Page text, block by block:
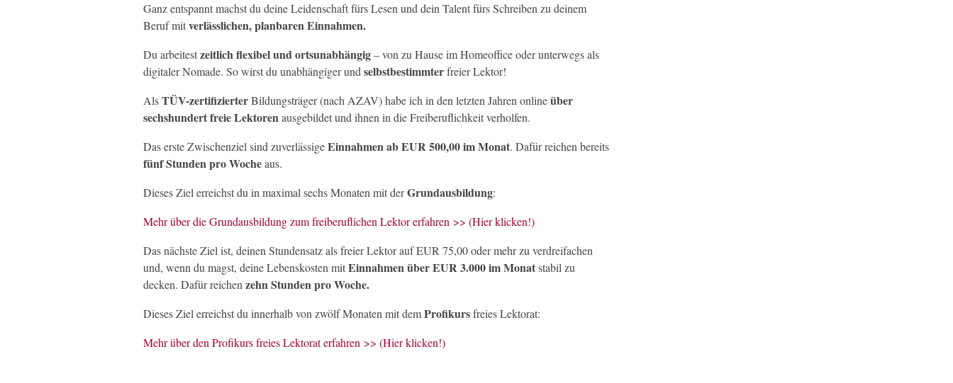
Ganz entspannt machst du deine Leidenschaft fürs Lesen und dein Talent fürs Schreiben zu deinem
Beruf mitverlässlichen, planbaren Einnahmen.
Du arbeitestzeitlich flexibel und ortsunabhängig– von zu Hause im Homeoffice oder unterwegs als
digitaler Nomade. So wirst du unabhängiger undselbstbestimmterfreier Lektor!
AlsTÜV-zertifizierterBildungsträger (nach AZAV) habe ich in den letzten Jahren onlineüber
sechshundert freie Lektorenausgebildet und ihnen in die Freiberuflichkeit verholfen.
Das erste Zwischenziel sind zuverlässigeEinnahmen ab EUR 500,00 im Monat. Dafür reichen bereits
fünf Stunden pro Wocheaus.
Dieses Ziel erreichst du in maximal sechs Monaten mit derGrundausbildung:
Mehr über die Grundausbildung zum freiberuflichen Lektor erfahren >> (Hier klicken!)
Das nächste Ziel ist, deinen Stundensatz als freier Lektor auf EUR 75,00 oder mehr zu verdreifachen
und, wenn du magst, deine Lebenskosten mitEinnahmen über EUR 3.000 im Monatstabil zu
decken. Dafür reichenzehn Stunden pro Woche.
Dieses Ziel erreichst du innerhalb von zwölf Monaten mit demProfikursfreies Lektorat:
Mehr über den Profikurs freies Lektorat erfahren >> (Hier klicken!)